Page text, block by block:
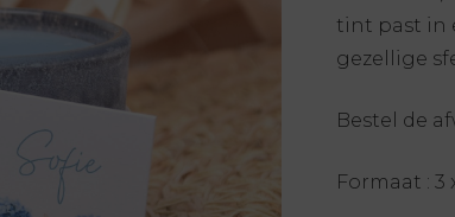
tint past in
gezellige
Bestel de
Formaat : 3